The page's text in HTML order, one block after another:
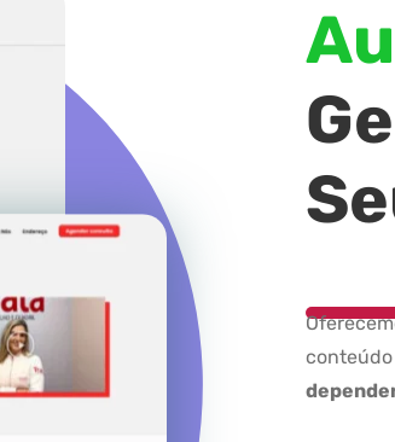
conteúdo